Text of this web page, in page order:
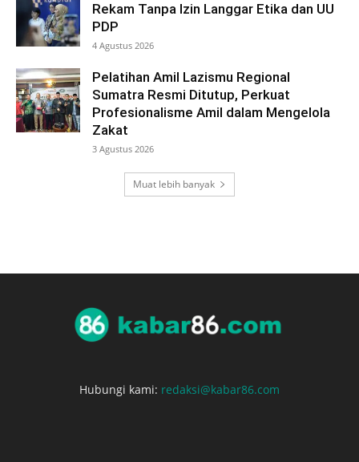
Rekam Tanpa Izin Langgar Etika dan UU
PDP
4 Agustus 2026
Pelatihan Amil Lazismu Regional
Sumatra Resmi Ditutup, Perkuat
Profesionalisme Amil dalam Mengelola
Zakat
3 Agustus 2026
Muat lebih banyak
Hubungi kami: redaksi@kabar86.com